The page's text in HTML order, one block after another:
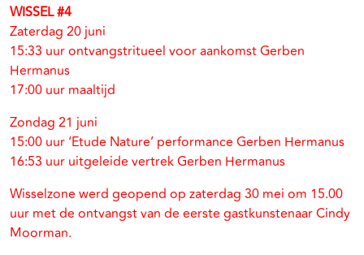
WISSEL #4
Zaterdag 20 juni
15:33 uur ontvangstritueel voor aankomst Gerben
Hermanus
17:00 uur maaltijd
Zondag 21 juni
15:00 uur ‘Etude Nature’ performance Gerben Hermanus
16:53 uur uitgeleide vertrek Gerben Hermanus
Wisselzone werd geopend op zaterdag 30 mei om 15.00
uur met de ontvangst van de eerste gastkunstenaar Cindy
Moorman.